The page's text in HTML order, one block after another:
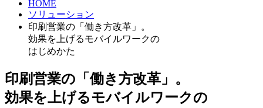
HOME
ソリューション
印刷営業の「働き方改革」。
効果を上げるモバイルワークの
はじめかた
印刷営業の「働き方改革」。
効果を上げるモバイルワークの